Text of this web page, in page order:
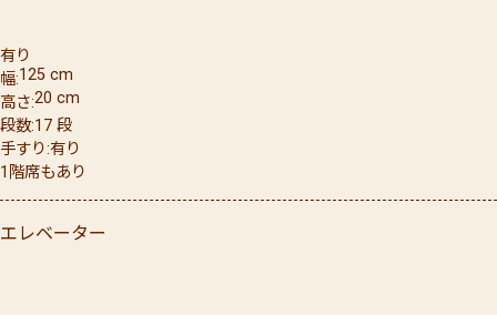
有り
幅 125 cm
高さ 20 cm
段数 17 段
手すり 有り
1階席もあり
エレベーター